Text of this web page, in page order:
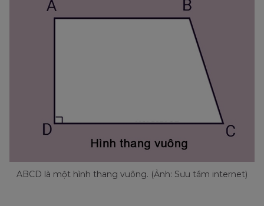
ABCD là một hình thang vuông. (Ảnh: Sưu tầm internet)